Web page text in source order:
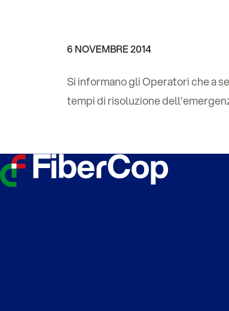
6 NOVEMBRE 2014
Si informano gli Operatori che a
tempi di risoluzione